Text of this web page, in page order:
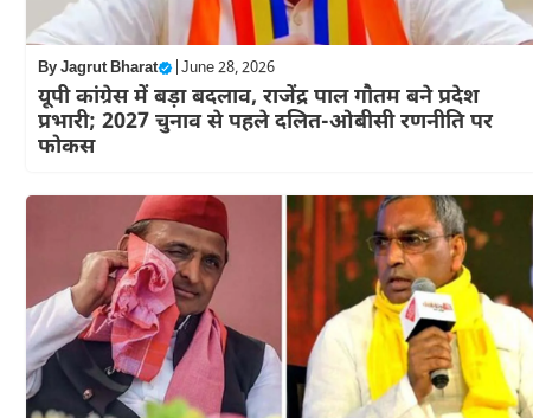
ByJagrut Bharat June 28, 2026
यूपी कांग्रेस में बड़ा बदलाव, राजेंद्र पाल गौतम बने प्रदेश
प्रभारी; 2027 चुनाव से पहले दलित-ओबीसी रणनीति पर
फोकस